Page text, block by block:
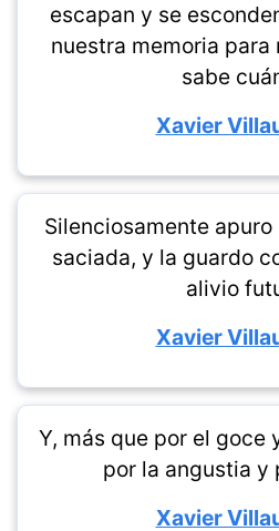
escapan y se
nuestra memoria para
sabe
Xavier
Silenciosamente
saciada, y la guardo
alivio
Xavier
Y, más que por el goce
por la angustia y
Xavier